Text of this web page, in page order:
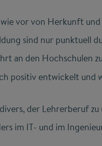
vor von Herkunft
sind nur punktuell
an den Hochschulen
positiv entwickelt und
der Lehrerberuf
im IT- und im